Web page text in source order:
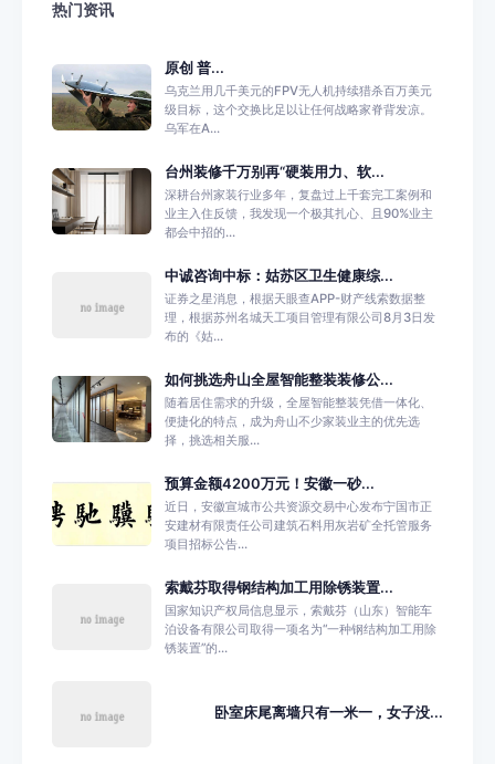
热门资讯
原创 普...
乌克兰用几千美元的FPV无人机持续猎杀百万美元
级目标，这个交换比足以让任何战略家脊背发凉。
乌军在A...
台州装修千万别再“硬装用力、软...
深耕台州家装行业多年，复盘过上千套完工案例和
业主入住反馈，我发现一个极其扎心、且90%业主
都会中招的...
中诚咨询中标：姑苏区卫生健康综...
证券之星消息，根据天眼查APP-财产线索数据整
理，根据苏州名城天工项目管理有限公司8月3日发
布的《姑...
如何挑选舟山全屋智能整装装修公...
随着居住需求的升级，全屋智能整装凭借一体化、
便捷化的特点，成为舟山不少家装业主的优先选
择，挑选相关服...
预算金额4200万元！安徽一砂...
近日，安徽宣城市公共资源交易中心发布宁国市正
安建材有限责任公司建筑石料用灰岩矿全托管服务
项目招标公告...
索戴芬取得钢结构加工用除锈装置...
国家知识产权局信息显示，索戴芬（山东）智能车
泊设备有限公司取得一项名为“一种钢结构加工用除
锈装置”的...
卧室床尾离墙只有一米一，女子没...